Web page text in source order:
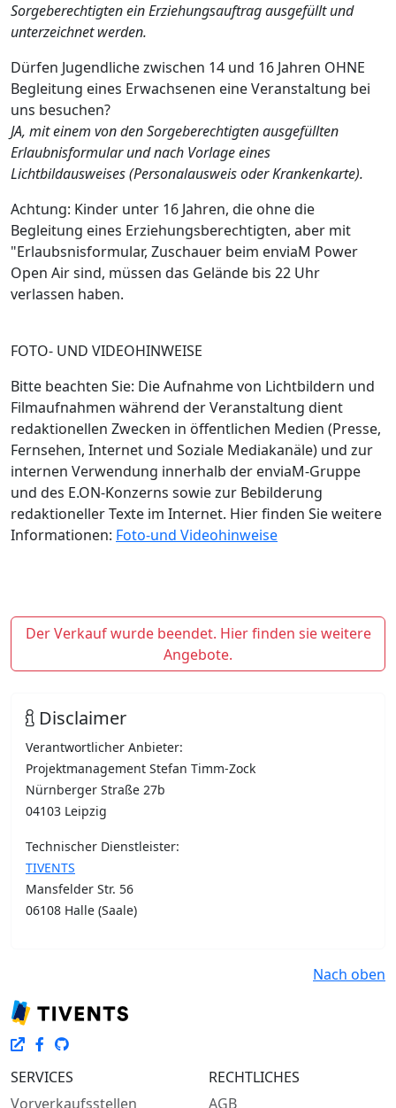
Sorgeberechtigten ein Erziehungsauftrag ausgefüllt und
unterzeichnet werden.
Dürfen Jugendliche zwischen 14 und 16 Jahren OHNE
Begleitung eines Erwachsenen eine Veranstaltung bei
uns besuchen?
JA, mit einem von den Sorgeberechtigten ausgefüllten
Erlaubnisformular und nach Vorlage eines
Lichtbildausweises (Personalausweis oder Krankenkarte).
Achtung: Kinder unter 16 Jahren, die ohne die
Begleitung eines Erziehungsberechtigten, aber mit
"Erlaubsnisformular, Zuschauer beim enviaM Power
Open Air sind, müssen das Gelände bis 22 Uhr
verlassen haben.
FOTO- UND VIDEOHINWEISE
Bitte beachten Sie: Die Aufnahme von Lichtbildern und
Filmaufnahmen während der Veranstaltung dient
redaktionellen Zwecken in öffentlichen Medien (Presse,
Fernsehen, Internet und Soziale Mediakanäle) und zur
internen Verwendung innerhalb der enviaM-Gruppe
und des E.ON-Konzerns sowie zur Bebilderung
redaktioneller Texte im Internet. Hier finden Sie weitere
Informationen: Foto-und Videohinweise
Der Verkauf wurde beendet. Hier finden sie weitere
Angebote.
Disclaimer
Verantwortlicher Anbieter:
Projektmanagement Stefan Timm-Zock
Nürnberger Straße 27b
04103 Leipzig
Technischer Dienstleister:
TIVENTS
Mansfelder Str. 56
06108 Halle (Saale)
Nach oben
SERVICES
Vorverkaufsstellen
RECHTLICHES
AGB